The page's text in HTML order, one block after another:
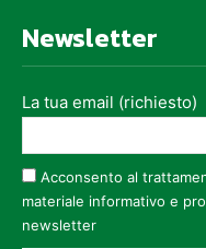
Newsletter
La tua email (richiesto)
Acconsento al
materiale informativo e
newsletter